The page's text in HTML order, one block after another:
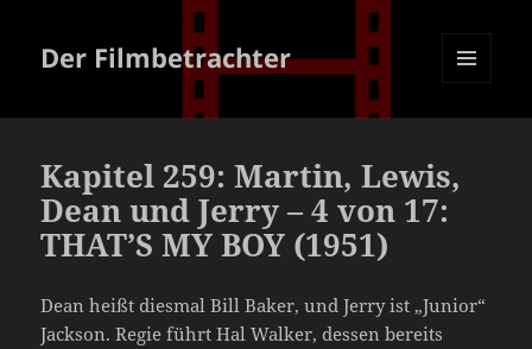
Der Filmbetrachter
Kapitel 259: Martin, Lewis,
Dean und Jerry – 4 von 17:
THAT’S MY BOY (1951)
Dean heißt diesmal Bill Baker, und Jerry ist „Junior“
Jackson. Regie führt Hal Walker, dessen bereits